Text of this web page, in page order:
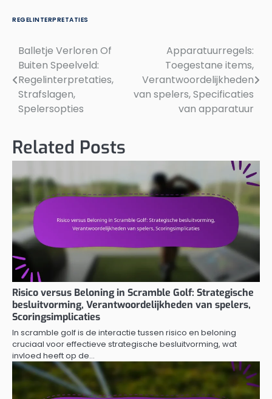
REGELINTERPRETATIES
Post
navigation
Balletje Verloren Of
Buiten Speelveld:
Regelinterpretaties,
Strafslagen,
Spelersopties
Apparatuurregels:
Toegestane items,
Verantwoordelijkheden
van spelers, Specificaties
van apparatuur
Related Posts
Risico versus Beloning in Scramble Golf: Strategische
besluitvorming, Verantwoordelijkheden van spelers,
Scoringsimplicaties
In scramble golf is de interactie tussen risico en beloning
cruciaal voor effectieve strategische besluitvorming, wat
invloed heeft op de…